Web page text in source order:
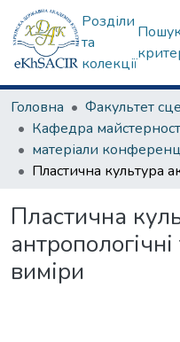
Розділи
та
колекції
Головна
Пластична
виміри